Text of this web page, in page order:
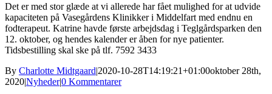
Det er med stor glæde at vi allerede har fået mulighed for at udvide
kapaciteten på Vasegårdens Klinikker i Middelfart med endnu en
fodterapeut. Katrine havde første arbejdsdag i Teglgårdsparken den
12. oktober, og hendes kalender er åben for nye patienter.
Tidsbestilling skal ske på tlf. 7592 3433
By Charlotte Midtgaard|2020-10-28T14:19:21+01:00oktober 28th,
2020|Nyheder|0 Kommentarer